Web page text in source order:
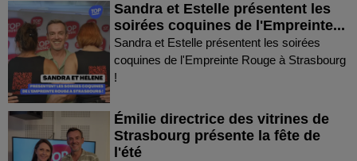
Sandra et Estelle présentent les
soirées coquines de l'Empreinte...
Sandra et Estelle présentent les soirées
coquines de l'Empreinte Rouge à Strasbourg
!
Émilie directrice des vitrines de
Strasbourg présente la fête de
l'été